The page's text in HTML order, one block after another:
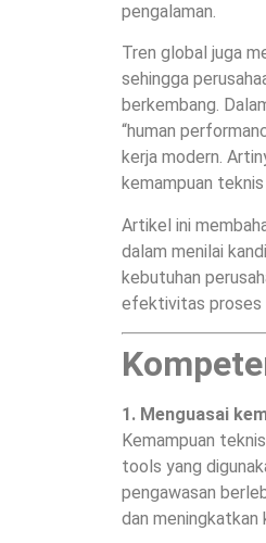
pengalaman.
Tren global juga
sehingga
berkembang.
“human
kerja modern.
kemampuan
Artikel ini
dalam menilai
kebutuhan
efektivitas proses
1. Menguasai
Kemampuan
tools yang
pengawasan
dan